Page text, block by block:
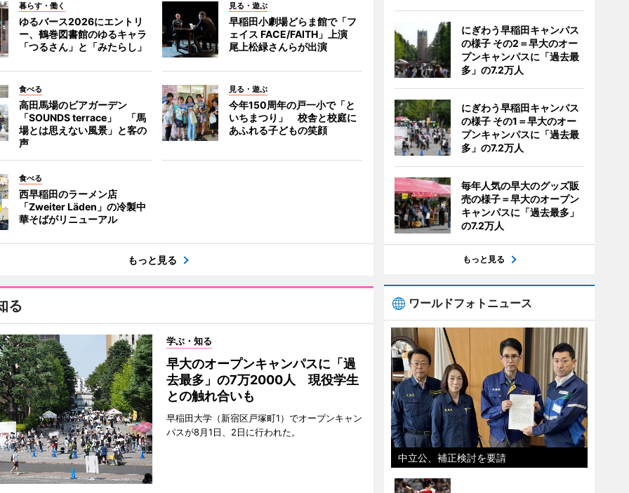
暮らす・働く
ゆるバース2026にエントリ
ー、鶴巻図書館のゆるキャラ
「つるさん」と「みたらし」
見る・遊ぶ
早稲田小劇場どらま館で「フ
ェイス FACE/FAITH」上演
尾上松緑さんらが出演
食べる
高田馬場のビアガーデン
「SOUNDS terrace」 「馬
場とは思えない風景」と客の
声
見る・遊ぶ
今年150周年の戸一小で「と
いちまつり」 校舎と校庭に
あふれる子どもの笑顔
食べる
西早稲田のラーメン店
「Zweiter Läden」の冷製中
華そばがリニューアル
もっと見る
る
学ぶ・知る
早大のオープンキャンパスに「過
去最多」の7万2000人 現役学生
との触れ合いも
早稲田大学（新宿区戸塚町1）でオープンキャン
パスが8月1日、2日に行われた。
にぎわう早稲田キャンパス
の様子 その2＝早大のオー
プンキャンパスに「過去最
多」の7.2万人
にぎわう早稲田キャンパス
の様子 その1＝早大のオー
プンキャンパスに「過去最
多」の7.2万人
毎年人気の早大のグッズ販
売の様子＝早大のオープン
キャンパスに「過去最多」
の7.2万人
もっと見る
ワールドフォトニュース
中立公、補正検討を要請